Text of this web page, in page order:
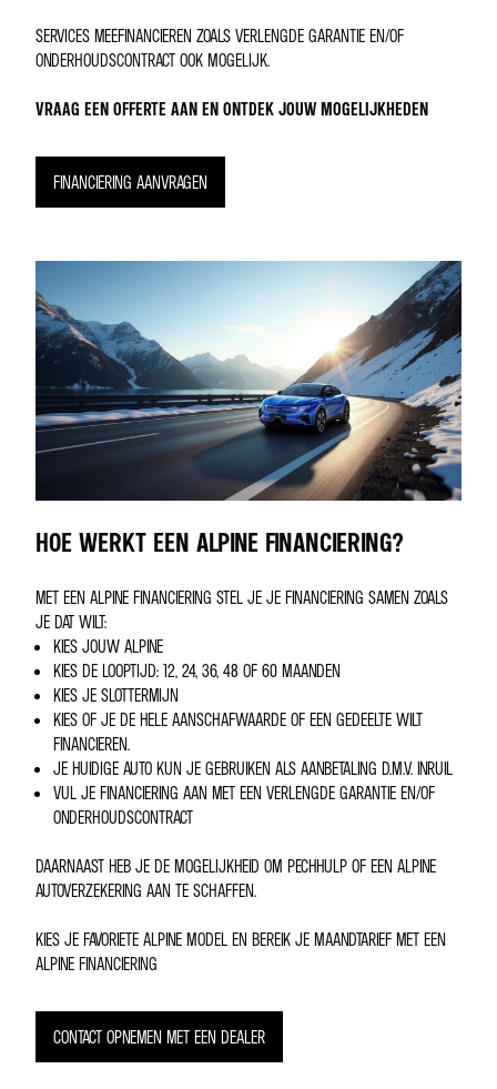
SERVICES MEEFINANCIEREN ZOALS VERLENGDE GARANTIE EN/OF
ONDERHOUDSCONTRACT OOK MOGELIJK.
VRAAG EEN OFFERTE AAN EN ONTDEK JOUW MOGELIJKHEDEN
FINANCIERING AANVRAGEN
HOE WERKT EEN ALPINE FINANCIERING?
MET EEN ALPINE FINANCIERING STEL JE JE FINANCIERING SAMEN ZOALS
JE DAT WILT:
KIES JOUW ALPINE
KIES DE LOOPTIJD: 12, 24, 36, 48 OF 60 MAANDEN
KIES JE SLOTTERMIJN
KIES OF JE DE HELE AANSCHAFWAARDE OF EEN GEDEELTE WILT
FINANCIEREN.
JE HUIDIGE AUTO KUN JE GEBRUIKEN ALS AANBETALING D.M.V. INRUIL
VUL JE FINANCIERING AAN MET EEN VERLENGDE GARANTIE EN/OF
ONDERHOUDSCONTRACT
DAARNAAST HEB JE DE MOGELIJKHEID OM PECHHULP OF EEN ALPINE
AUTOVERZEKERING AAN TE SCHAFFEN.
KIES JE FAVORIETE ALPINE MODEL EN BEREIK JE MAANDTARIEF MET EEN
ALPINE FINANCIERING
CONTACT OPNEMEN MET EEN DEALER